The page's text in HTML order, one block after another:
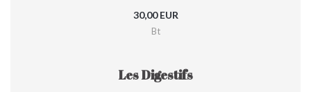
30,00 EUR
Bt
Les Digestifs